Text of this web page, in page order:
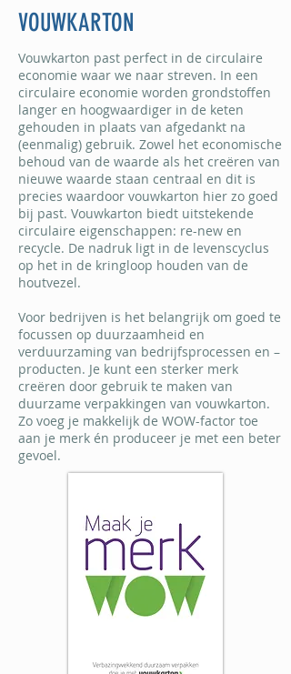
VOUWKARTON
Vouwkarton past perfect in de circulaire
economie waar we naar streven. In een
circulaire economie worden grondstoffen
langer en hoogwaardiger in de keten
gehouden in plaats van afgedankt na
(eenmalig) gebruik. Zowel het economische
behoud van de waarde als het creëren van
nieuwe waarde staan centraal en dit is
precies waardoor vouwkarton hier zo goed
bij past. Vouwkarton biedt uitstekende
circulaire eigenschappen: re-new en
recycle. De nadruk ligt in de levenscyclus
op het in de kringloop houden van de
houtvezel.
Voor bedrijven is het belangrijk om goed te
focussen op duurzaamheid en
verduurzaming van bedrijfsprocessen en –
producten. Je kunt een sterker merk
creëren door gebruik te maken van
duurzame verpakkingen van vouwkarton.
Zo voeg je makkelijk de WOW-factor toe
aan je merk én produceer je met een beter
gevoel.